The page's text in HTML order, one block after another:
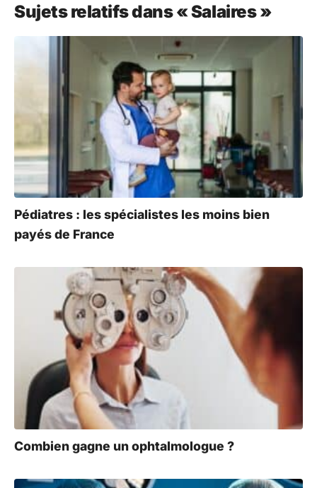
Sujets relatifs dans « Salaires »
Pédiatres : les spécialistes les moins bien
payés de France
Combien gagne un ophtalmologue ?